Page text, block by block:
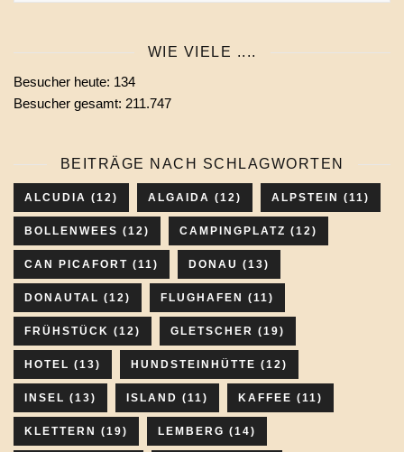
wählen
WIE VIELE ....
Besucher heute: 134
Besucher gesamt: 211.747
BEITRÄGE NACH SCHLAGWORTEN
ALCUDIA (12) ALGAIDA (12) ALPSTEIN (11)
BOLLENWEES (12) CAMPINGPLATZ (12)
CAN PICAFORT (11) DONAU (13)
DONAUTAL (12) FLUGHAFEN (11)
FRÜHSTÜCK (12) GLETSCHER (19)
HOTEL (13) HUNDSTEINHÜTTE (12)
INSEL (13) ISLAND (11) KAFFEE (11)
KLETTERN (19) LEMBERG (14)